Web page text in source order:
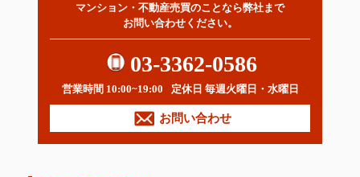
マンション・不動産売買のことなら弊社まで
お問い合わせください。
03-3362-0586
営業時間 10:00~19:00 定休日 毎週火曜日・水曜日
お問い合わせ